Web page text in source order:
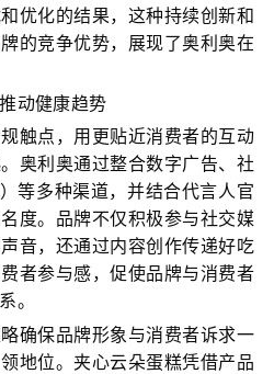
优化的结果，这种持续创新和
的竞争优势，展现了奥利奥在
动健康趋势
触点，用更贴近消费者的互动
奥利奥通过整合数字广告、社
等多种渠道，并结合代言人官
度。品牌不仅积极参与社交媒
音，还通过内容创作传递好吃
者参与感，促使品牌与消费者
。
确保品牌形象与消费者诉求一
地位。夹心云朵蛋糕凭借产品